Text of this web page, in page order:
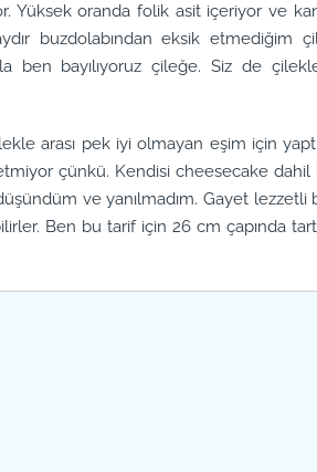
oranda folik asit içeriyor ve
buzdolabından eksik etmediğim
ben bayılıyoruz çileğe. Siz de
arası pek iyi olmayan eşim için
çünkü. Kendisi cheesecake dahil
ve yanılmadım. Gayet lezzetli
Ben bu tarif için 26 cm çapında tart